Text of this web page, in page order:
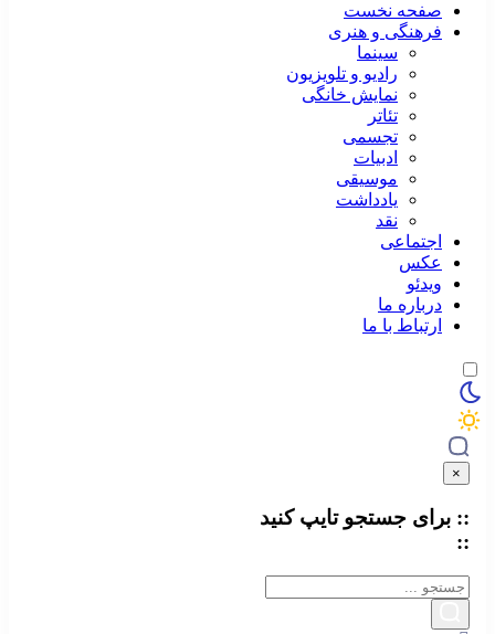
صفحه نخست
فرهنگی و هنری
سینما
رادیو و تلویزیون
نمایش خانگی
تئاتر
تجسمی
ادبیات
موسیقی
یادداشت
نقد
اجتماعی
عکس
ویدئو
درباره ما
ارتباط با ما
:: برای جستجوتایپکنید